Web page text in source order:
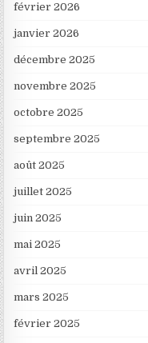
février 2026
janvier 2026
décembre 2025
novembre 2025
octobre 2025
septembre 2025
août 2025
juillet 2025
juin 2025
mai 2025
avril 2025
mars 2025
février 2025